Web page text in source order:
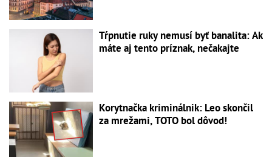
Tŕpnutie ruky nemusí byť banalita: Ak
máte aj tento príznak, nečakajte
Korytnačka kriminálnik: Leo skončil
za mrežami, TOTO bol dôvod!